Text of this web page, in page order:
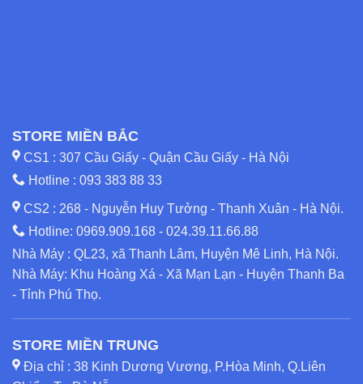
STORE MIỀN BẮC
CS1 : 307 Cầu Giấy - Quận Cầu Giấy - Hà Nội
Hotline : 093 383 88 33
CS2 : 268 - Nguyễn Huy Tưởng - Thanh Xuân - Hà Nội.
Hotline: 0969.909.168 - 024.39.11.66.88
Nhà Máy : QL23, xã Thanh Lâm, Huyện Mê Linh, Hà Nội.
Nhà Máy: Khu Hoàng Xá - Xã Mạn Lạn - Huyện Thanh Ba
- Tỉnh Phú Thọ.
STORE MIỀN TRUNG
Địa chỉ : 38 Kinh Dương Vương, P.Hòa Minh, Q.Liên